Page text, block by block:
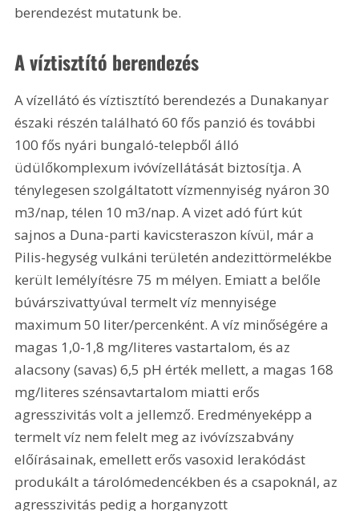
berendezést mutatunk be.
A víztisztító berendezés
A vízellátó és víztisztító berendezés a Dunakanyar
északi részén található 60 fős panzió és további
100 fős nyári bungaló-telepből álló
üdülőkomplexum ivóvízellátását biztosítja. A
ténylegesen szolgáltatott vízmennyiség nyáron 30
m3/nap, télen 10 m3/nap. A vizet adó fúrt kút
sajnos a Duna-parti kavicsteraszon kívül, már a
Pilis-hegység vulkáni területén andezittörmelékbe
került lemélyítésre 75 m mélyen. Emiatt a belőle
búvárszivattyúval termelt víz mennyisége
maximum 50 liter/percenként. A víz minőségére a
magas 1,0-1,8 mg/literes vastartalom, és az
alacsony (savas) 6,5 pH érték mellett, a magas 168
mg/literes szénsavtartalom miatti erős
agresszivitás volt a jellemző. Eredményeképp a
termelt víz nem felelt meg az ivóvízszabvány
előírásainak, emellett erős vasoxid lerakódást
produkált a tárolómedencékben és a csapoknál, az
agresszivitás pedig a horganyzott